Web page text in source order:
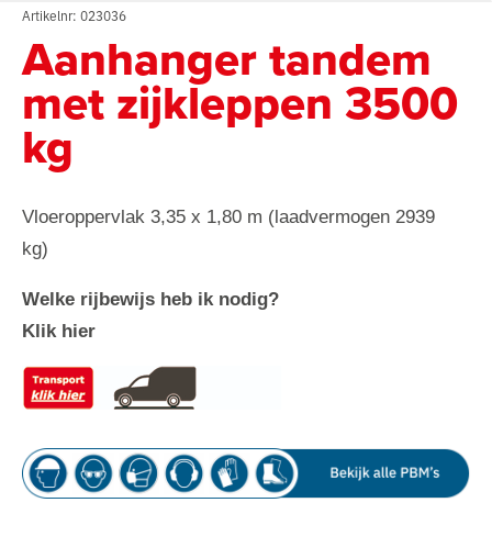
Artikelnr: 023036
Aanhanger tandem
met zijkleppen 3500
kg
Vloeroppervlak 3,35 x 1,80 m (laadvermogen 2939
kg)
Welke rijbewijs heb ik nodig?
Klik hier